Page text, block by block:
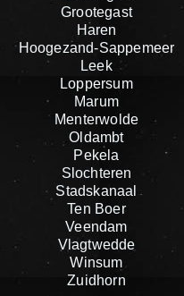
Grootegast
Haren
Hoogezand-Sappemeer
Leek
Loppersum
Marum
Menterwolde
Oldambt
Pekela
Slochteren
Stadskanaal
Ten Boer
Veendam
Vlagtwedde
Winsum
Zuidhorn